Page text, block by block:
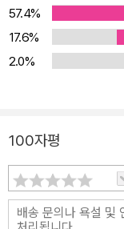
확장된 개념을 통해
제부터 다양한 유형의
철저히 대비 4. 교과서 속 만점 Reading / 교과서 Reading 확인 문
제 / 교과서 Reading 실전 문제 +
고르기, 빈칸 완성,
문을 확실하게 학습하
해 시험에 대비 5. 교과서 속 기타 지문 / 교과서 기타 지문 실전 문제
시험에 나올 수 있는
문제를 풀어보며 실력 점검 6 영역별 실력 굳히기 어
57.4%
17.6%
2.0%
100자평